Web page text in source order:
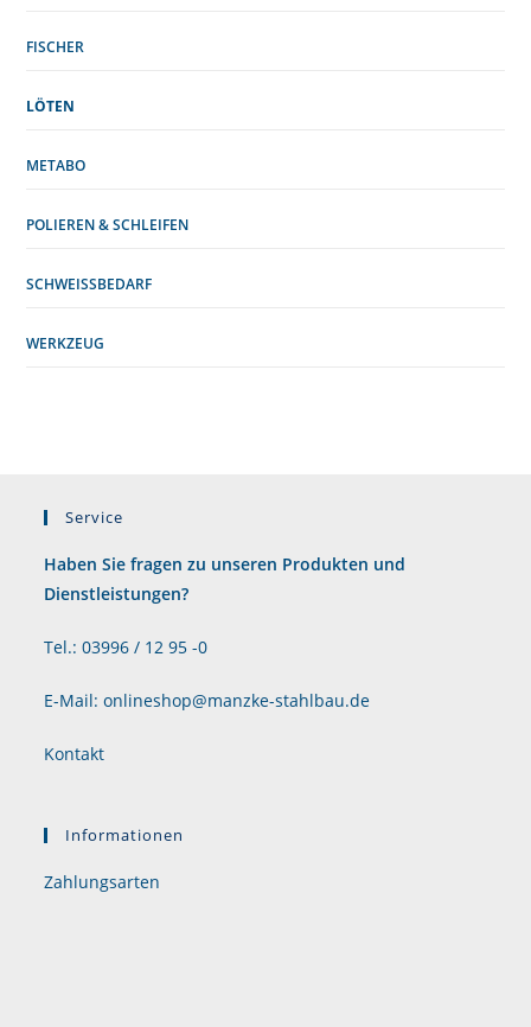
FISCHER
LÖTEN
METABO
POLIEREN & SCHLEIFEN
SCHWEISSBEDARF
WERKZEUG
Service
Haben Sie fragen zu unseren Produkten und
Dienstleistungen?
Tel.: 03996 / 12 95 -0
E-Mail: onlineshop@manzke-stahlbau.de
Kontakt
Informationen
Zahlungsarten